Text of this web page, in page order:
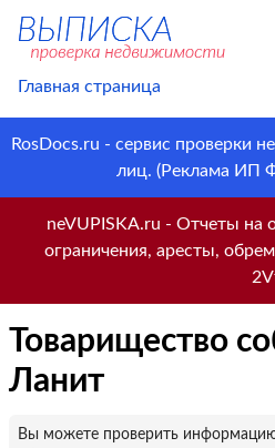
Главная страница
RosDocs.ru - сервис проверки
лиц. (Реклама ИП
neVUPISKA.ru - Отчеты на
ограничения, аресты,
Товарищество
Ланит
Вы можете проверить информацию